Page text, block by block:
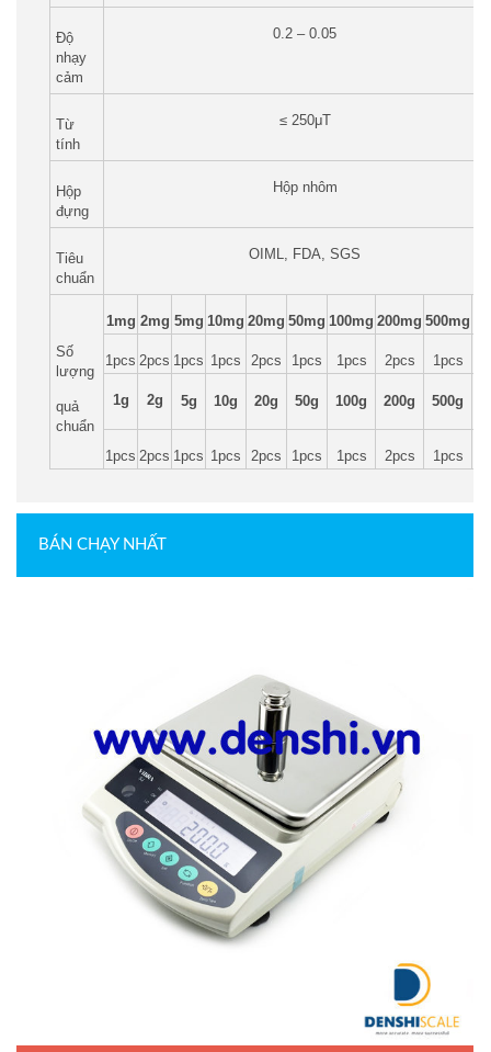
Độ
nhạy
cảm
0.2 – 0.05
Từ
tính
≤ 250μT
Hộp
đựng
Hộp nhôm
Tiêu
chuẩn
OIML, FDA, SGS
Số
lượng
quả
chuẩn
1mg 2mg 5mg 10mg 20mg 50mg 100mg 200mg 500mg
1pcs 2pcs 1pcs 1pcs 2pcs 1pcs 1pcs 2pcs 1pcs
1g 2g 5g 10g 20g 50g 100g 200g 500g
1pcs 2pcs 1pcs 1pcs 2pcs 1pcs 1pcs 2pcs 1pcs
BÁN CHẠY NHẤT